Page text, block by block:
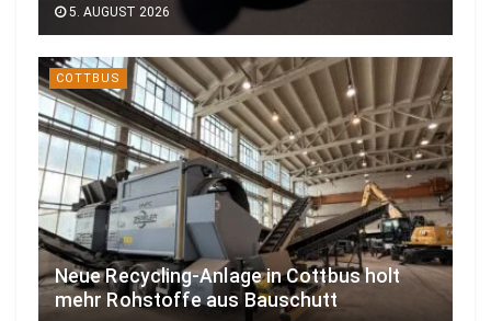
5. AUGUST 2026
COTTBUS
Neue Recycling-Anlage in Cottbus holt
mehr Rohstoffe aus Bauschutt